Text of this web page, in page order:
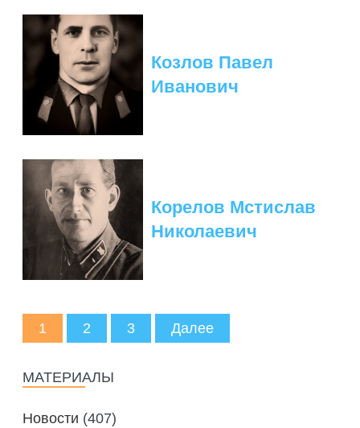
Козлов Павел
Иванович
Корелов Мстислав
Николаевич
1 2 3 Далее
МАТЕРИАЛЫ
Новости (407)